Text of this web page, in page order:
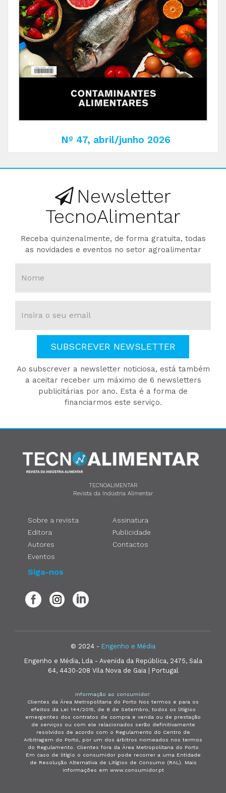
Nº 47, abril/junho 2026
Newsletter
TecnoAlimentar
Receba quinzenalmente, de forma gratuita, todas
as novidades e eventos no setor agroalimentar
SUBSCREVER NEWSLETTER
Ao subscrever a newsletter noticiosa, está também
a aceitar receber um máximo de 6 newsletters
publicitárias por ano. Esta é a forma de
financiarmos este serviço.
TECNOALIMENTAR
Revista da Indústria Alimentar
Sobre a revista
Editora
Autores
Eventos
Assinatura
Publicidade
Contactos
Siga-nos
© 2024 - Engenho e Média
Engenho e Média, Lda - Avenida da República, 2475, Sala
64, 4430-208 Vila Nova de Gaia | Portugal
Informação ao consumidor:
Clientes da Área Metropolitana do Porto Nos termos e para os
efeitos da Lei 144/2015, de 8 de Setembro, todos os litígios
emergentes dos contratos de compra e venda ou de prestação
de serviços ou com ele relacionados serão definitivamente
resolvidos de acordo com o Regulamento do Centro de
Arbitragem do Porto, por um dos árbitros nomeados nos termos
do Regulamento. Clientes fora da Área Metropolitana do Porto
Em caso de litígio o consumidor pode recorrer a uma Entidade
de Resolução Alternativa de Litígios de Consumo (RAL). Mais
informações em www.consumidor.pt